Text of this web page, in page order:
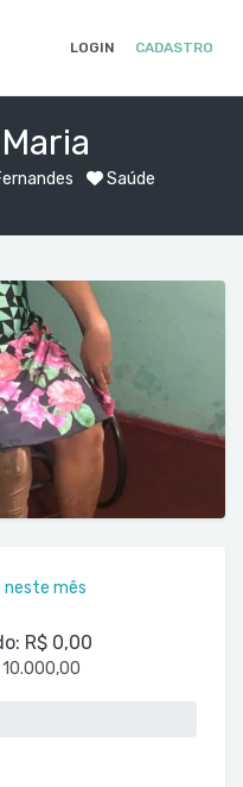
LOGIN CADASTRO
Saúde
neste mês
R$ 0,00
10.000,00